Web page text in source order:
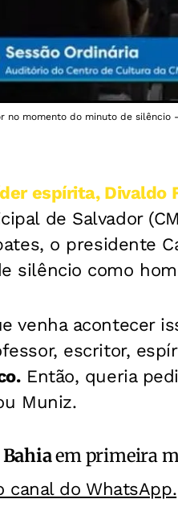
no momento do minuto de silêncio
espírita, Divaldo
de Salvador
o presidente
silêncio como
venha acontecer
escritor,
Então, queria
Muniz.
Bahiaem primeira
canal do WhatsApp.